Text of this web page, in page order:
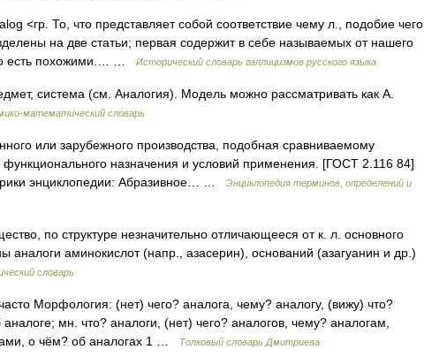
<гр. То, что представляет собой соответствие чему л., подобие чего
на две статьи; первая содержит в себе называемых от нашего
есть похожими.… …
Исторический словарь галлицизмов русского языка
система (см. Аналогия). Модель можно рассматривать как А.
математический словарь
или зарубежного производства, подобная сравниваемому
назначения и условий применения. [ГОСТ 2.116 84]
энциклопедии: Абразивное… …
Энциклопедия терминов, определений и
по структуре незначительно отличающееся от к. л. основного
аналоги аминокислот (напр., азасерин), оснований (азагуанин и др.)
словарь
Морфология: (нет) чего? аналога, чему? аналогу, (вижу) что?
мн. что? аналоги, (нет) чего? аналогов, чему? аналогам,
о чём? об аналогах 1 …
Толковый словарь Дмитриева